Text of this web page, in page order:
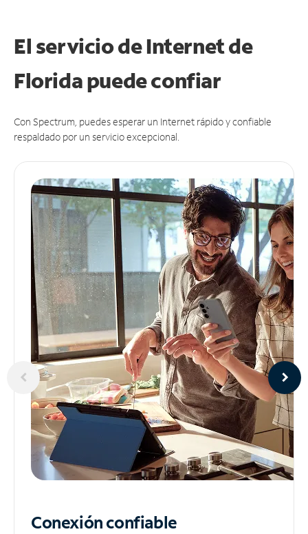
El servicio de Internet de
Florida puedeconfiar
Con Spectrum, puedes esperar un Internet rápido y confiable
respaldado por un servicio excepcional.
Conexión confiable